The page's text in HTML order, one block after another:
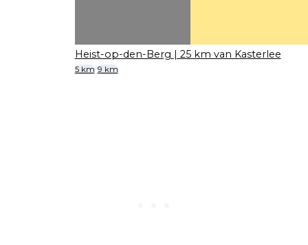
Heist-op-den-Berg | 25 km van Kasterlee
5 km 9 km